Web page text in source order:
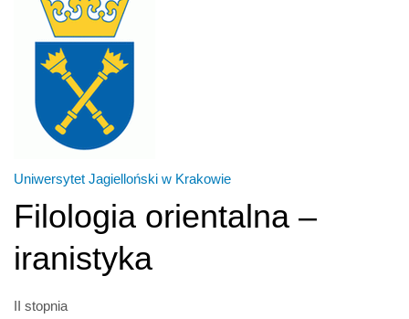
Uniwersytet Jagielloński w Krakowie
Filologia orientalna –
iranistyka
II stopnia